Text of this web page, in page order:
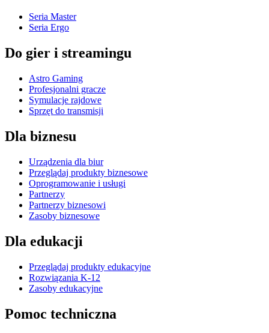
Seria Master
Seria Ergo
Do gier i streamingu
Astro Gaming
Profesjonalni gracze
Symulacje rajdowe
Sprzęt do transmisji
Dla biznesu
Urządzenia dla biur
Przeglądaj produkty biznesowe
Oprogramowanie i usługi
Partnerzy
Partnerzy biznesowi
Zasoby biznesowe
Dla edukacji
Przeglądaj produkty edukacyjne
Rozwiązania K-12
Zasoby edukacyjne
Pomoc techniczna